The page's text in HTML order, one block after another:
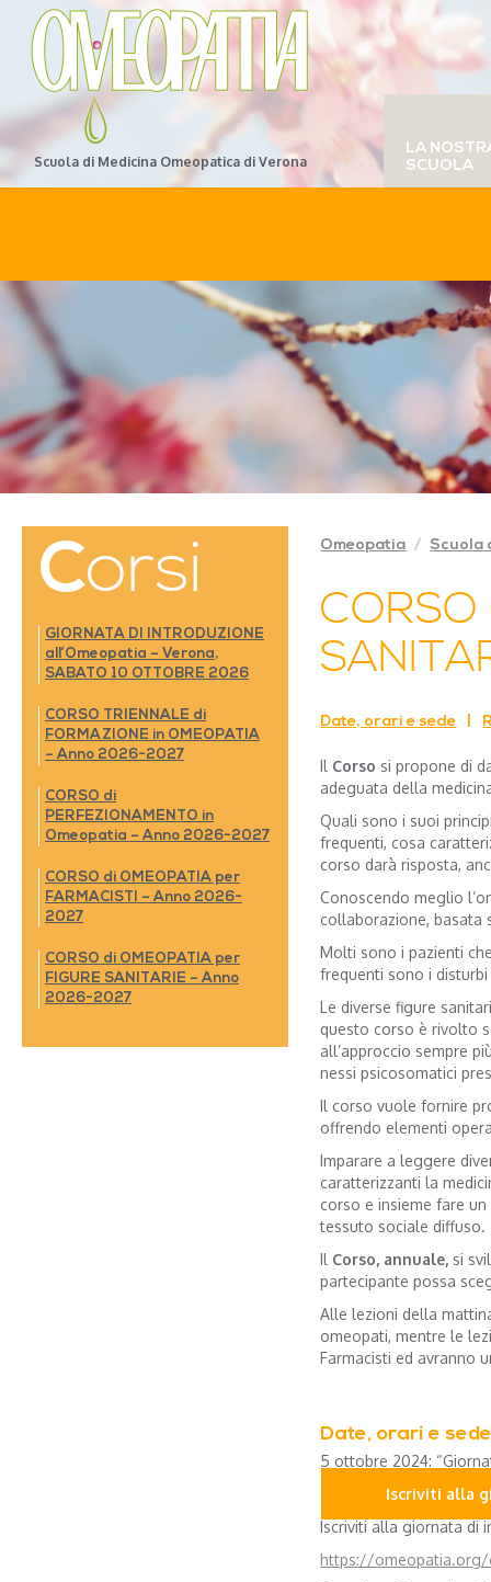
Scuola di Medicina Omeopatica di Verona
LA
SCUOLA
Omeopatia Scuola
CORSO
Date, orari e sede
Il Corso si propone di
adeguata della
Quali sono i suoi
frequenti, cosa
corso darà risposta,
Conoscendo meglio
collaborazione,
Molti sono i pazienti
frequenti sono i
Le diverse figure
questo corso è rivolto
all’approccio sempre
nessi psicosomatici
Il corso vuole fornire
offrendo elementi
Imparare a leggere
caratterizzanti la
corso e insieme fare
tessuto sociale diffuso.
Il Corso, annuale, si
partecipante possa
Alle lezioni della
omeopati, mentre le
Farmacisti ed avranno
Date, orari e
5 ottobre 2024:
Iscriviti alla
Iscriviti alla giornata di
https://omeopatia.org/
Corsi
GIORNATA DI INTRODUZIONE
all’Omeopatia – Verona,
SABATO 10 OTTOBRE 2026
CORSO TRIENNALE di
FORMAZIONE in OMEOPATIA
– Anno 2026-2027
CORSO di
PERFEZIONAMENTO in
Omeopatia – Anno 2026-2027
CORSO di OMEOPATIA per
FARMACISTI – Anno 2026-
2027
CORSO di OMEOPATIA per
FIGURE SANITARIE – Anno
2026-2027